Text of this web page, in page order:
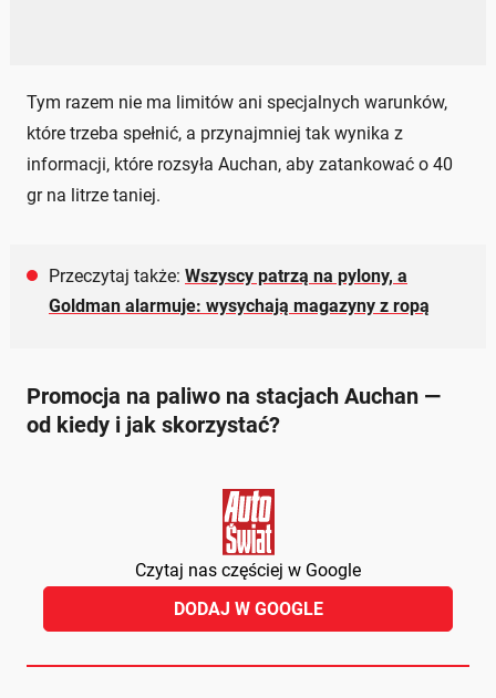
Tym razem nie ma limitów ani specjalnych warunków,
które trzeba spełnić, a przynajmniej tak wynika z
informacji, które rozsyła Auchan, aby zatankować o 40
gr na litrze taniej.
Przeczytaj także: Wszyscy patrzą na pylony, a
Goldman alarmuje: wysychają magazyny z ropą
Promocja na paliwo na stacjach Auchan —
od kiedy i jak skorzystać?
Czytaj nas częściej w Google
DODAJ W GOOGLE